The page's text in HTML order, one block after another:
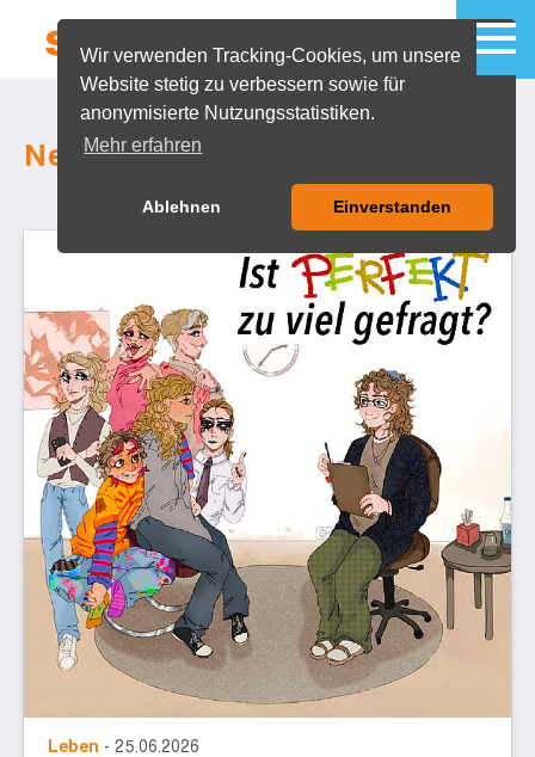
Wir verwenden Tracking-Cookies, um unsere
Website stetig zu verbessern sowie für
anonymisierte Nutzungsstatistiken.
Mehr erfahren
Ablehnen Einverstanden
News Archiv
Leben - 25.06.2026